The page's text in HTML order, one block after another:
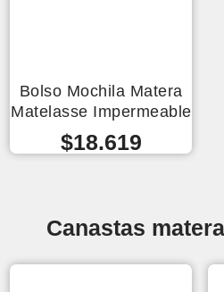
Bolso Mochila Matera
Matelasse Impermeable
$18.619
Canastas